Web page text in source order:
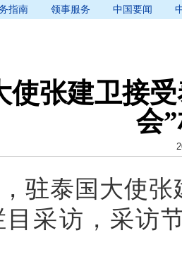
指南 领事服务 中国要闻
使张建卫接
会
驻泰国大使
目采访，采访